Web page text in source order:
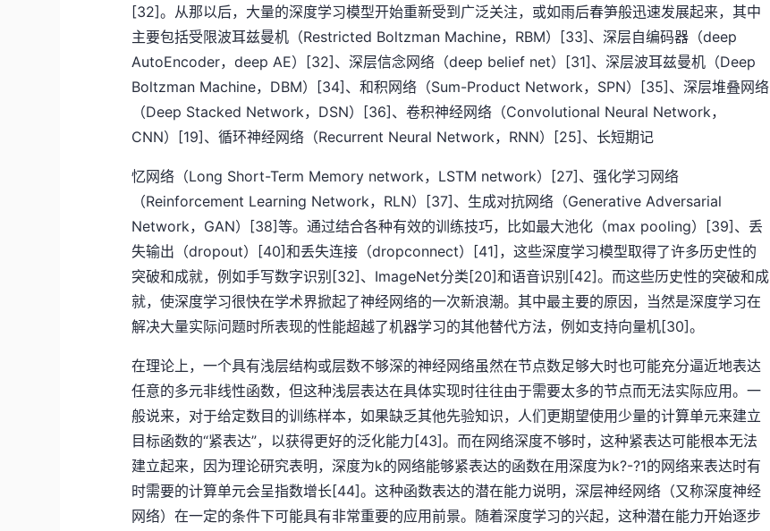
[32]。从那以后，大量的深度学习模型开始重新受到广泛关注，或如雨后春笋般迅速发展起来，其中
主要包括受限波耳兹曼机（Restricted Boltzman Machine，RBM）[33]、深层自编码器（deep
AutoEncoder，deep AE）[32]、深层信念网络（deep belief net）[31]、深层波耳兹曼机（Deep
Boltzman Machine，DBM）[34]、和积网络（Sum-Product Network，SPN）[35]、深层堆叠网络
（Deep Stacked Network，DSN）[36]、卷积神经网络（Convolutional Neural Network，
CNN）[19]、循环神经网络（Recurrent Neural Network，RNN）[25]、长短期记
忆网络（Long Short-Term Memory network，LSTM network）[27]、强化学习网络
（Reinforcement Learning Network，RLN）[37]、生成对抗网络（Generative Adversarial
Network，GAN）[38]等。通过结合各种有效的训练技巧，比如最大池化（max pooling）[39]、丢
失输出（dropout）[40]和丢失连接（dropconnect）[41]，这些深度学习模型取得了许多历史性的
突破和成就，例如手写数字识别[32]、ImageNet分类[20]和语音识别[42]。而这些历史性的突破和成
就，使深度学习很快在学术界掀起了神经网络的一次新浪潮。其中最主要的原因，当然是深度学习在
解决大量实际问题时所表现的性能超越了机器学习的其他替代方法，例如支持向量机[30]。
在理论上，一个具有浅层结构或层数不够深的神经网络虽然在节点数足够大时也可能充分逼近地表达
任意的多元非线性函数，但这种浅层表达在具体实现时往往由于需要太多的节点而无法实际应用。一
般说来，对于给定数目的训练样本，如果缺乏其他先验知识，人们更期望使用少量的计算单元来建立
目标函数的“紧表达”，以获得更好的泛化能力[43]。而在网络深度不够时，这种紧表达可能根本无法
建立起来，因为理论研究表明，深度为k的网络能够紧表达的函数在用深度为k?-?1的网络来表达时有
时需要的计算单元会呈指数增长[44]。这种函数表达的潜在能力说明，深层神经网络（又称深度神经
网络）在一定的条件下可能具有非常重要的应用前景。随着深度学习的兴起，这种潜在能力开始逐步